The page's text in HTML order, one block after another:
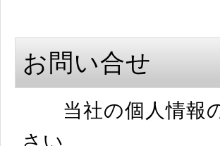
お問い合せ
当社の個人情報の
さい。